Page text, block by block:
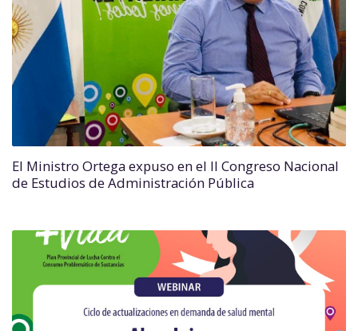
El Ministro Ortega expuso en el II Congreso Nacional
de Estudios de Administración Pública